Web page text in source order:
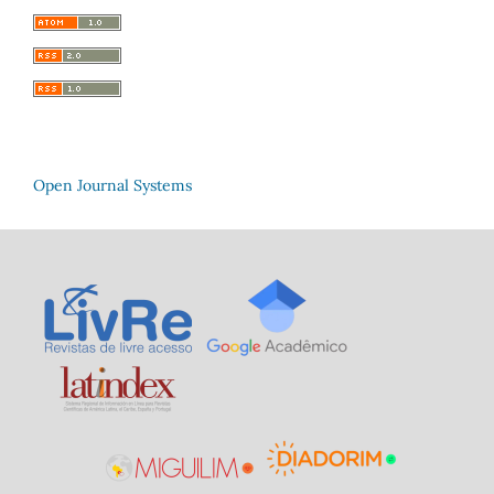
Open Journal Systems